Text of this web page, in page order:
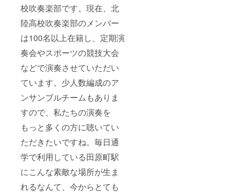
校吹奏楽部です。現在、北
陸高校吹奏楽部のメンバー
は100名以上在籍し、定期演
奏会やスポーツの競技大会
などで演奏させていただい
ています。少人数編成のア
ンサンブルチームもありま
すので、私たちの演奏を
もっと多くの方に聴いてい
ただきたいですね。毎日通
学で利用している田原町駅
にこんな素敵な場所が生ま
れるなんて、今からとても